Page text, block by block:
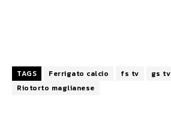
TAGS Ferrigato calcio fs tv
gs tv
Riotorto maglianese